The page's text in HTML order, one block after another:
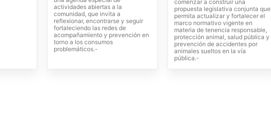
actividades abiertas a la
comunidad, que invita a
reflexionar, encontrarse y seguir
fortaleciendo las redes de
acompañamiento y prevención en
torno a los consumos
problemáticos.-
comenzar a construir una
propuesta legislativa conjunta que
permita actualizar y fortalecer el
marco normativo vigente en
materia de tenencia responsable,
protección animal, salud pública y
prevención de accidentes por
animales sueltos en la vía
pública.-